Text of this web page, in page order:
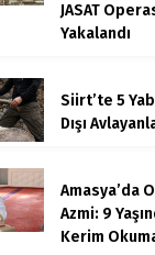
JASAT
Yakalandı
Siirt’te 5
Dışı
Amasya’da
Azmi: 9
Kerim